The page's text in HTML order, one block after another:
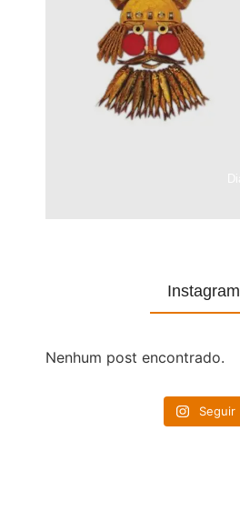
Instagram
Nenhum post encontrado.
Seguir